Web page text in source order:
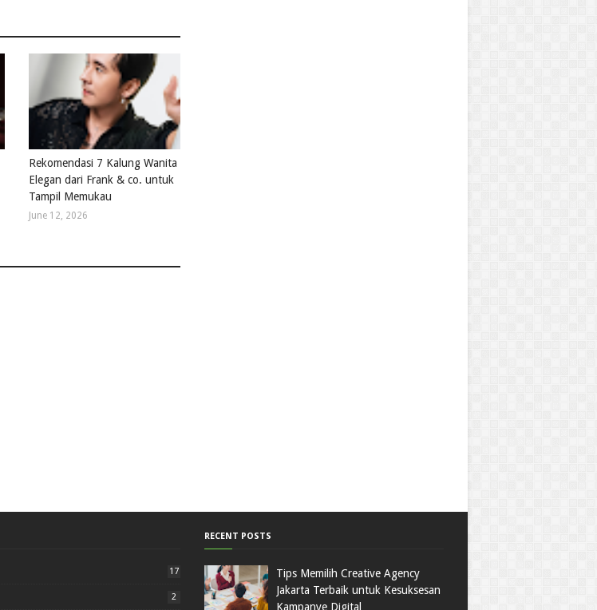
Rekomendasi 7 Kalung Wanita
Elegan dari Frank & co. untuk
Tampil Memukau
June 12, 2026
17
2
RECENT POSTS
Tips Memilih Creative Agency
Jakarta Terbaik untuk Kesuksesan
Kampanye Digital